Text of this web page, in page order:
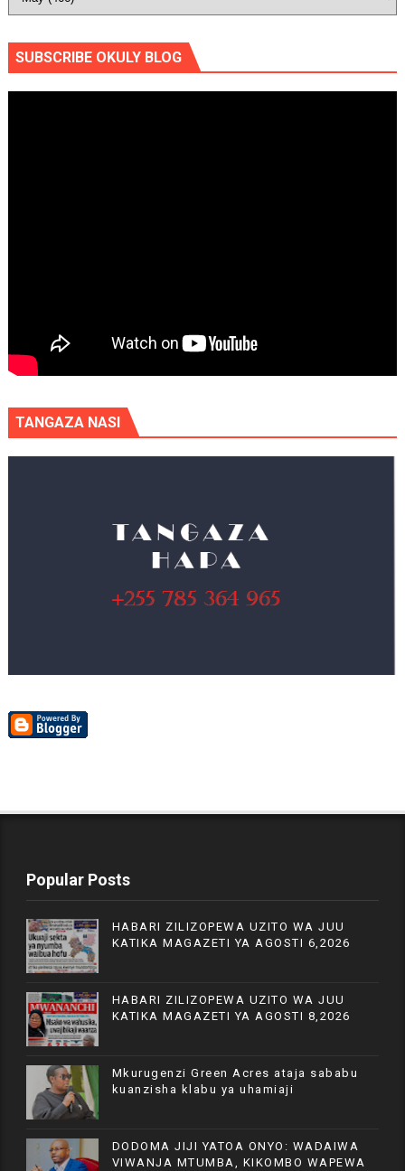
SUBSCRIBE OKULY BLOG
TANGAZA NASI
Popular Posts
HABARI ZILIZOPEWA UZITO WA JUU
KATIKA MAGAZETI YA AGOSTI 6,2026
HABARI ZILIZOPEWA UZITO WA JUU
KATIKA MAGAZETI YA AGOSTI 8,2026
Mkurugenzi Green Acres ataja sababu
kuanzisha klabu ya uhamiaji
DODOMA JIJI YATOA ONYO: WADAIWA
VIWANJA MTUMBA, KIKOMBO WAPEWA